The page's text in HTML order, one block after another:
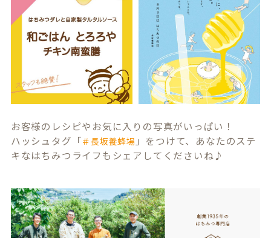
お客様のレシピやお気に入りの写真がいっぱい！
ハッシュタグ「＃長坂養蜂場 」をつけて、あなたのステ
キなはちみつライフもシェアしてくださいね♪